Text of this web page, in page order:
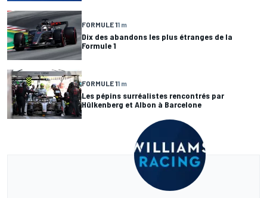
FORMULE 11 m
Dix des abandons les plus étranges de la
Formule 1
FORMULE 11 m
Les pépins surréalistes rencontrés par
Hülkenberg et Albon à Barcelone